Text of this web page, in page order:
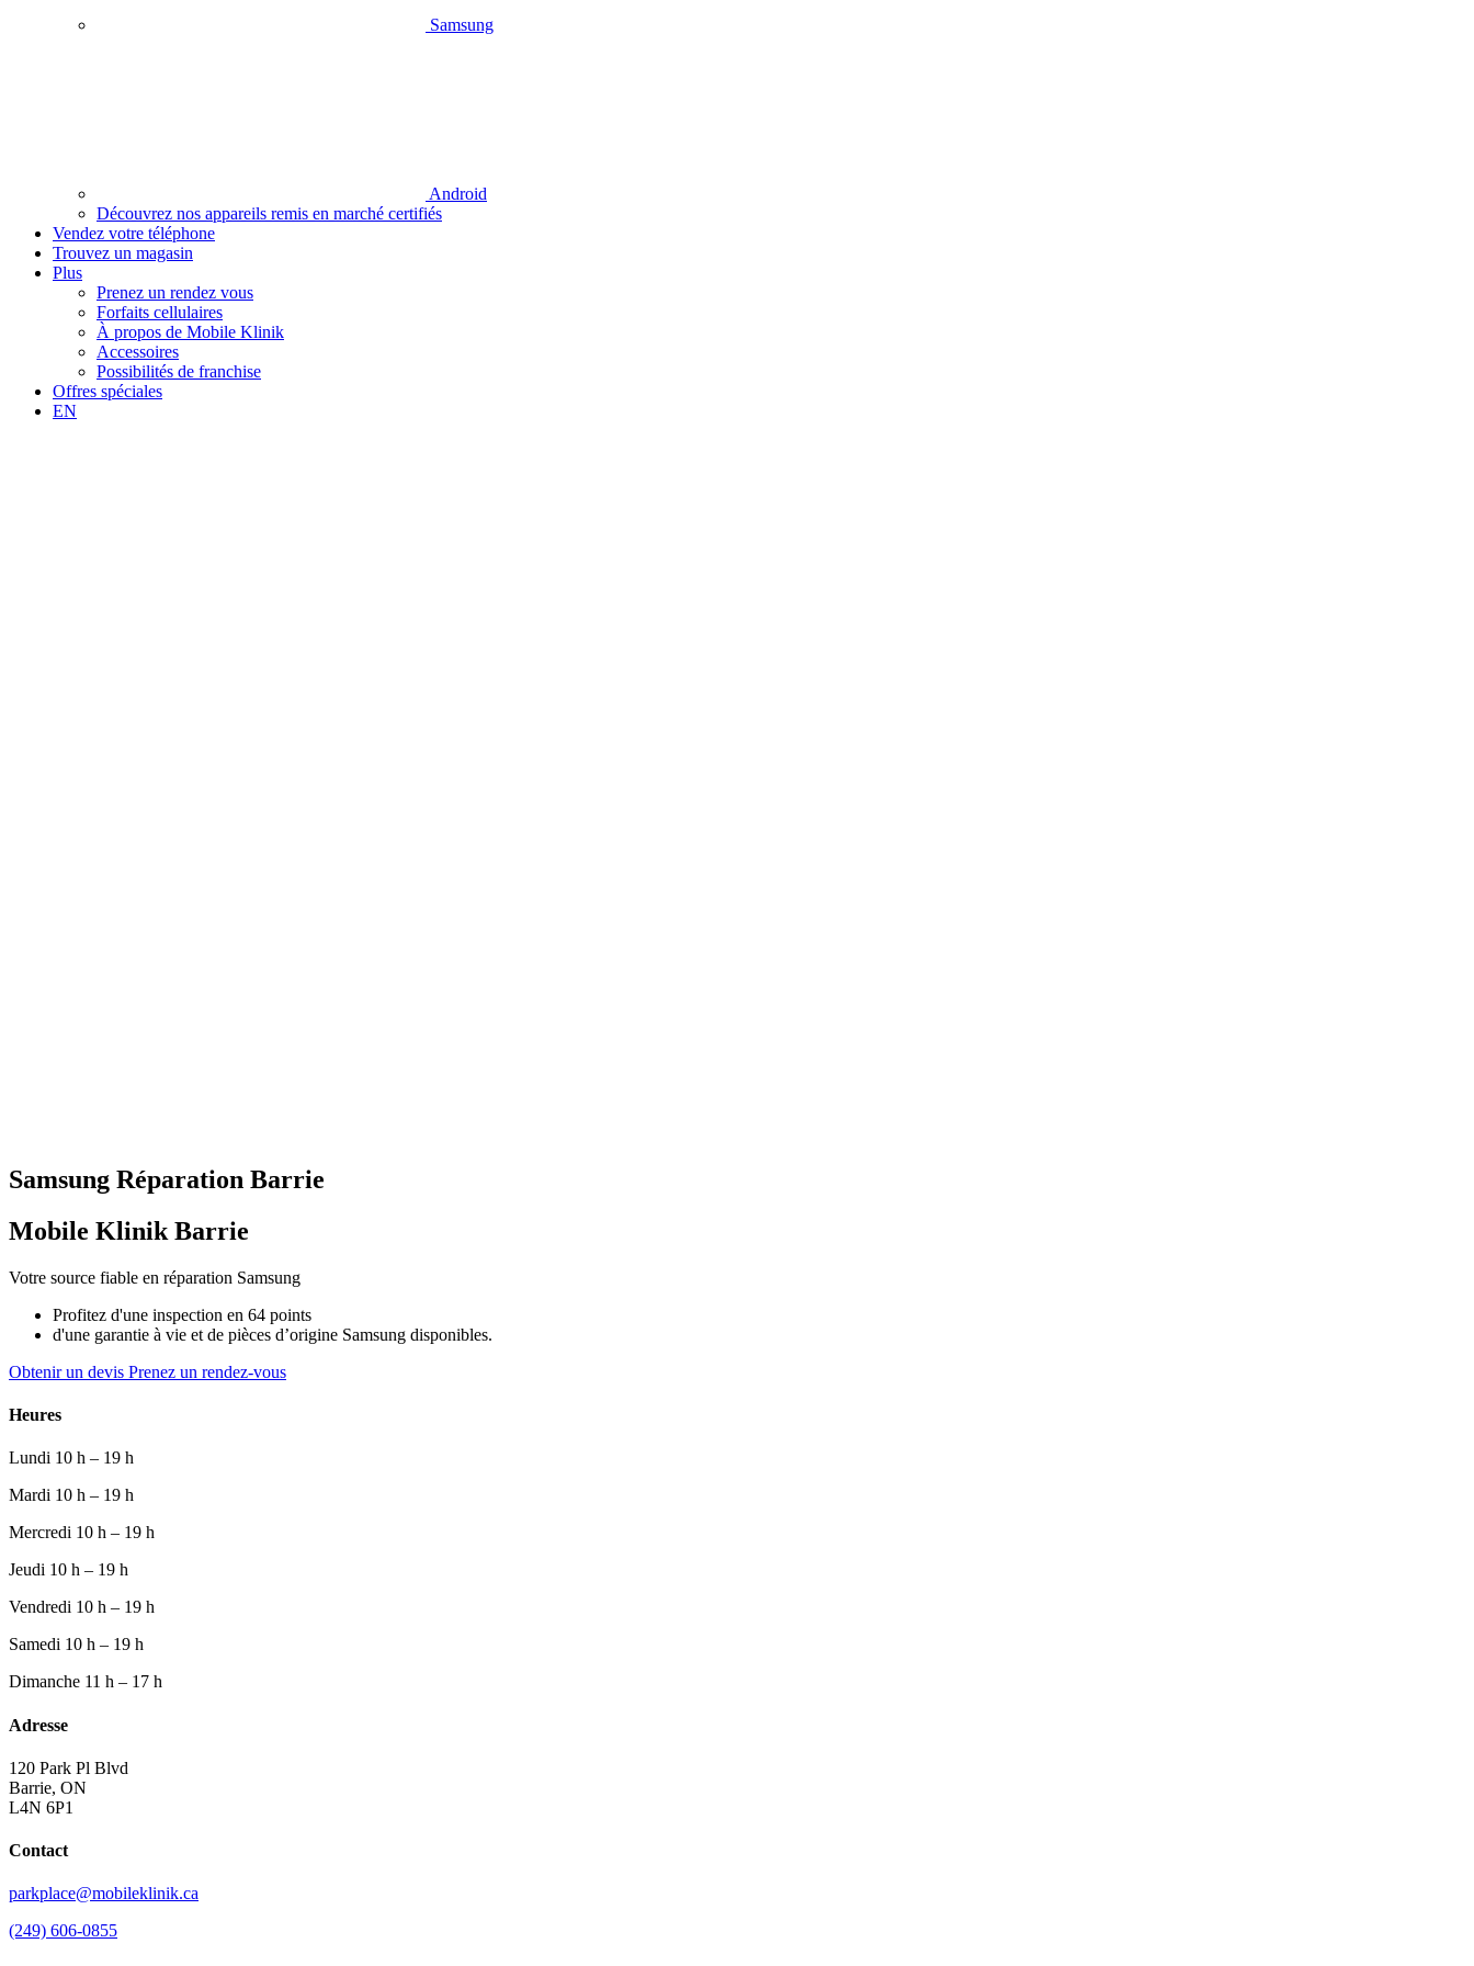
Samsung
Android
Découvrez nos appareils remis en marché certifiés
Vendez votre téléphone
Trouvez un magasin
Plus
Prenez un rendez vous
Forfaits cellulaires
À propos de Mobile Klinik
Accessoires
Possibilités de franchise
Offres spéciales
EN
Samsung Réparation Barrie
Mobile Klinik Barrie
Votre source fiable en réparation Samsung
Profitez d'une inspection en 64 points
d'une garantie à vie et de pièces d’origine Samsung disponibles.
Obtenir un devis Prenez un rendez-vous
Heures
Lundi 10 h – 19 h
Mardi 10 h – 19 h
Mercredi 10 h – 19 h
Jeudi 10 h – 19 h
Vendredi 10 h – 19 h
Samedi 10 h – 19 h
Dimanche 11 h – 17 h
Adresse
120 Park Pl Blvd
Barrie, ON
L4N 6P1
Contact
parkplace@mobileklinik.ca
(249) 606-0855